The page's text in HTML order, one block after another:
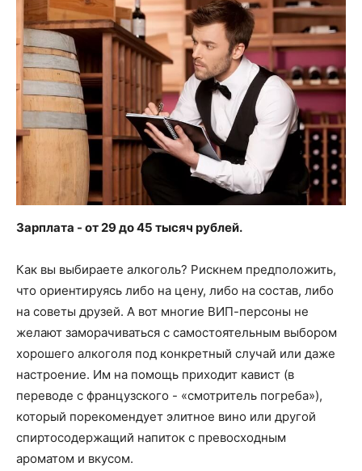
Зарплата - от 29 до 45 тысяч рублей.
Как вы выбираете алкоголь? Рискнем предположить,
что ориентируясь либо на цену, либо на состав, либо
на советы друзей. А вот многие ВИП-персоны не
желают заморачиваться с самостоятельным выбором
хорошего алкоголя под конкретный случай или даже
настроение. Им на помощь приходит кавист (в
переводе с французского - «смотритель погреба»),
который порекомендует элитное вино или другой
спиртосодержащий напиток с превосходным
ароматом и вкусом.